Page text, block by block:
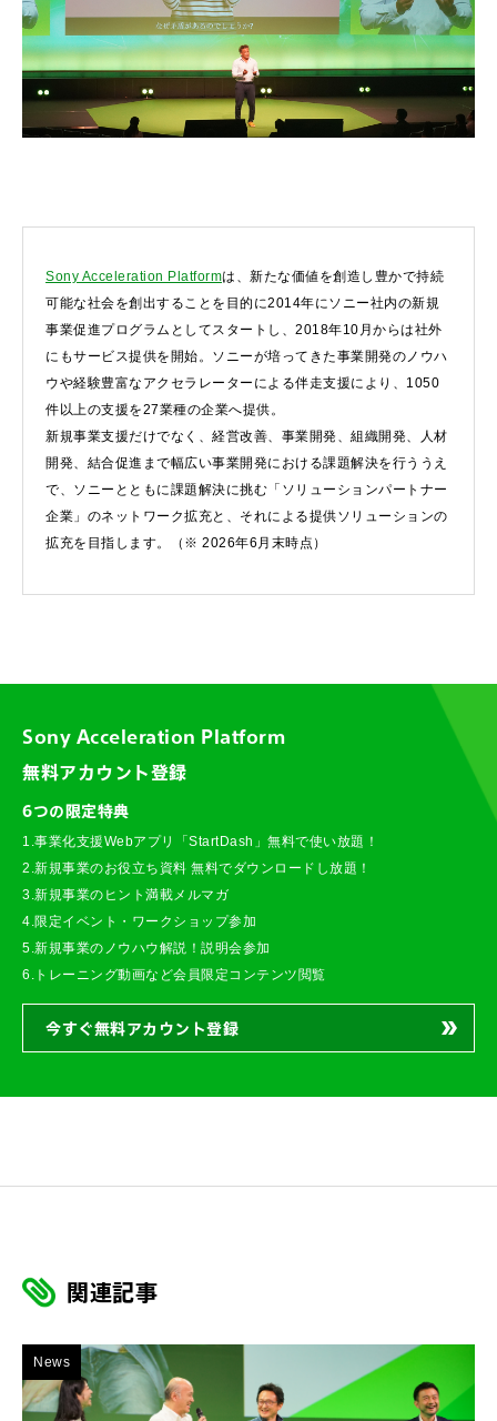
Sony Acceleration Platformは、新たな価値を創造し豊かで持続
可能な社会を創出することを目的に2014年にソニー社内の新規
事業促進プログラムとしてスタートし、2018年10月からは社外
にもサービス提供を開始。ソニーが培ってきた事業開発のノウハ
ウや経験豊富なアクセラレーターによる伴走支援により、1050
件以上の支援を27業種の企業へ提供。
新規事業支援だけでなく、経営改善、事業開発、組織開発、人材
開発、結合促進まで幅広い事業開発における課題解決を行ううえ
で、ソニーとともに課題解決に挑む「ソリューションパートナー
企業」のネットワーク拡充と、それによる提供ソリューションの
拡充を目指します。（※ 2026年6月末時点）
Sony Acceleration Platform
無料アカウント登録
6つの限定特典
1.事業化支援Webアプリ「StartDash」無料で使い放題！
2.新規事業のお役立ち資料 無料でダウンロードし放題！
3.新規事業のヒント満載メルマガ
4.限定イベント・ワークショップ参加
5.新規事業のノウハウ解説！説明会参加
6.トレーニング動画など会員限定コンテンツ閲覧
今すぐ無料アカウント登録
関連記事
News